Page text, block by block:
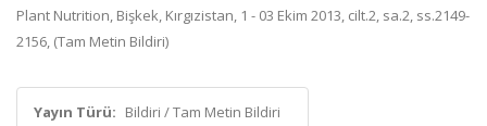
Plant Nutrition, Bişkek, Kırgızistan, 1 - 03 Ekim 2013, cilt.2, sa.2, ss.2149-
2156, (Tam Metin Bildiri)
Yayın Türü: Bildiri / Tam Metin Bildiri